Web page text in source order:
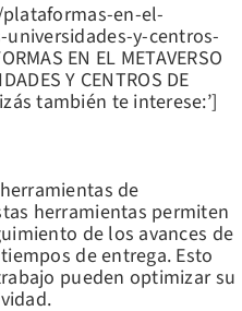
en-el-
y-centros-
EN EL METAVERSO
Y CENTROS DE
también te interese:’]
de
herramientas permiten
de los avances de
de entrega. Esto
pueden optimizar su